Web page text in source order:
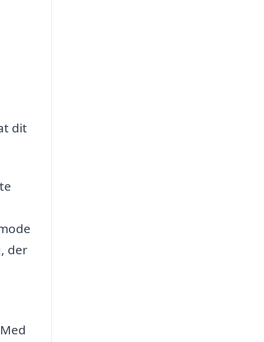
dit
der